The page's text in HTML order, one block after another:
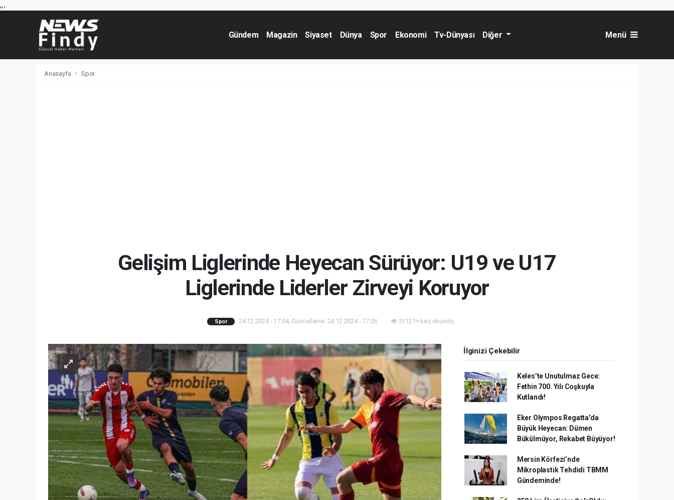
,,,
Gündem Magazin Siyaset Dünya Spor Ekonomi Tv-Dünyası Diğer Menü
Anasayfa Spor
Gelişim Liglerinde Heyecan Sürüyor: U19 ve U17
Liglerinde Liderler Zirveyi Koruyor
Spor 24.12.2024 - 17:04, Güncelleme: 24.12.2024 - 17:05 51121+ kez okundu.
İlginizi Çekebilir
Keles’te Unutulmaz Gece:
Fethin 700. Yılı Coşkuyla
Kutlandı!
Eker Olympos Regatta'da
Büyük Heyecan: Dümen
Bükülmüyor, Rekabet Büyüyor!
Mersin Körfezi’nde
Mikroplastik Tehdidi TBMM
Gündeminde!